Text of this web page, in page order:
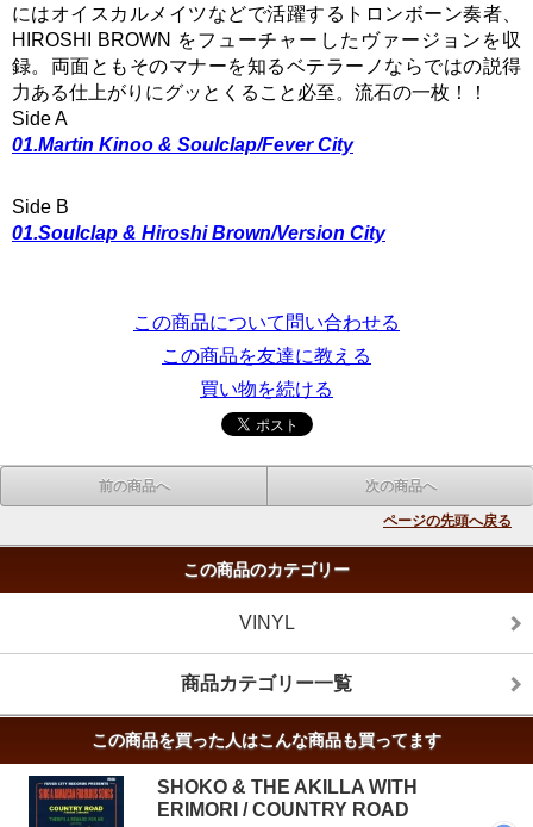
にはオイスカルメイツなどで活躍するトロンボーン奏者、
HIROSHI BROWN をフューチャーしたヴァージョンを収
録。両面ともそのマナーを知るベテラーノならではの説得
力ある仕上がりにグッとくること必至。流石の一枚！！
Side A
01.Martin Kinoo & Soulclap/Fever City
Side B
01.Soulclap & Hiroshi Brown/Version City
この商品について問い合わせる
この商品を友達に教える
買い物を続ける
前の商品へ 次の商品へ
ページの先頭へ戻る
この商品のカテゴリー
VINYL
商品カテゴリー一覧
この商品を買った人はこんな商品も買ってます
SHOKO & THE AKILLA WITH
ERIMORI / COUNTRY ROAD